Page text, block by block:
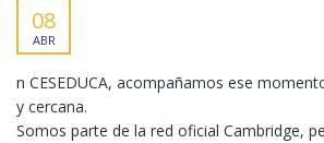
08
ABR
n CESEDUCA, acompañamos ese
y cercana.
Somos parte de la red oficial Cambridge,